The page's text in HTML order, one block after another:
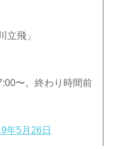
立飛」
〜。終わり時間前
年5月26日